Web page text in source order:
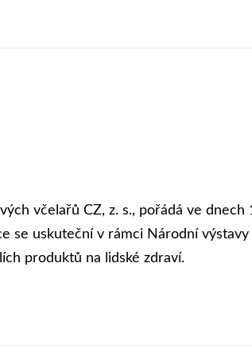
včelařů CZ, z. s., pořádá ve
se uskuteční v rámci Národní
produktů na lidské zdraví.